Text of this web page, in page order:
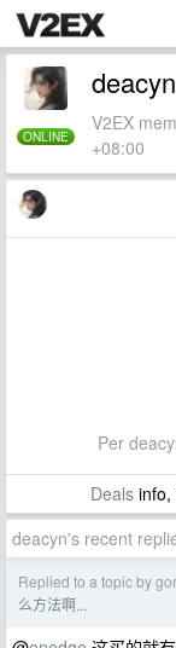
ONLINE
deacyn
V2EX
+08:00
Per
Dealsinfo,
deacyn's recent
Replied to a topic by
么方法啊...